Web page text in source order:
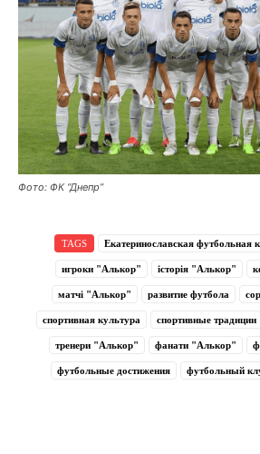
Фото: ФК “Днепр”
TAGS Екатеринославская
игроки "Алькор" історія "Алькор"
матчі "Алькор" развитие футбола
спортивная культура спортивные традиции
тренери "Алькор" фанати "Алькор"
футбольные достижения футбольный